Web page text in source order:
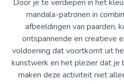
Door je te verdiepen in het
mandala-patronen in
afbeeldingen van paarden,
ontspannende en creatieve
voldoening dat voortkomt uit
kunstwerk en het plezier dat
maken deze activiteit niet